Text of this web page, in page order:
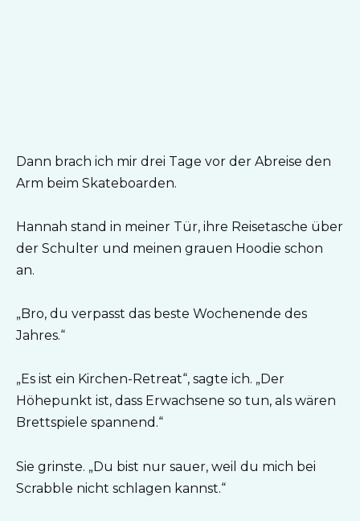
Dann brach ich mir drei Tage vor der Abreise den
Arm beim Skateboarden.
Hannah stand in meiner Tür, ihre Reisetasche über
der Schulter und meinen grauen Hoodie schon
an.
„Bro, du verpasst das beste Wochenende des
Jahres.“
„Es ist ein Kirchen-Retreat“, sagte ich. „Der
Höhepunkt ist, dass Erwachsene so tun, als wären
Brettspiele spannend.“
Sie grinste. „Du bist nur sauer, weil du mich bei
Scrabble nicht schlagen kannst.“